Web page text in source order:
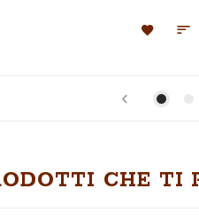
Aggiungi
desideri
CHE TI